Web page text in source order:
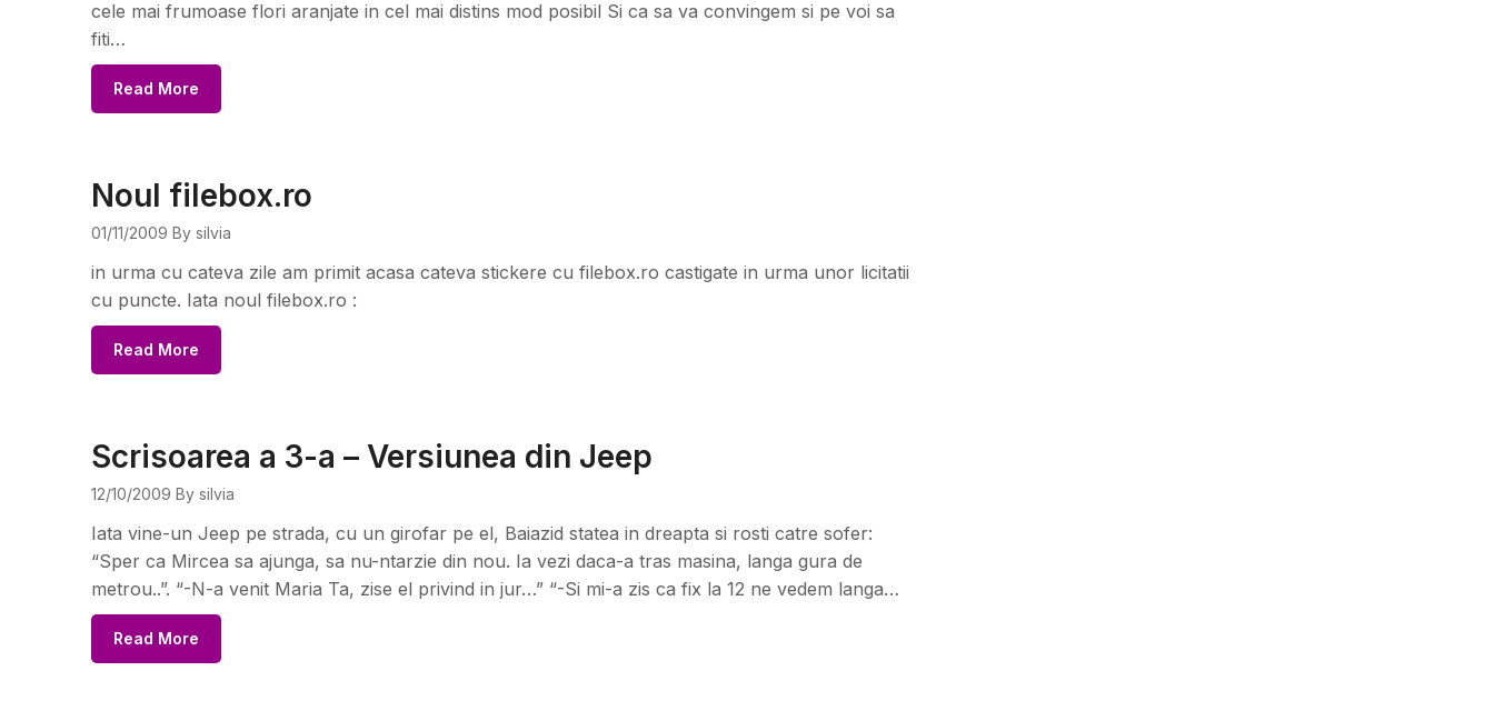
cele mai frumoase flori aranjate in cel mai distins mod posibil Si ca sa va convingem si pe voi sa
fiti…
Read More
Noul filebox.ro
01/11/2009 By silvia
in urma cu cateva zile am primit acasa cateva stickere cu filebox.ro castigate in urma unor licitatii
cu puncte. Iata noul filebox.ro :
Read More
Scrisoarea a 3-a – Versiunea din Jeep
12/10/2009 By silvia
Iata vine-un Jeep pe strada, cu un girofar pe el, Baiazid statea in dreapta si rosti catre sofer:
“Sper ca Mircea sa ajunga, sa nu-ntarzie din nou. Ia vezi daca-a tras masina, langa gura de
metrou..”. “-N-a venit Maria Ta, zise el privind in jur…” “-Si mi-a zis ca fix la 12 ne vedem langa…
Read More